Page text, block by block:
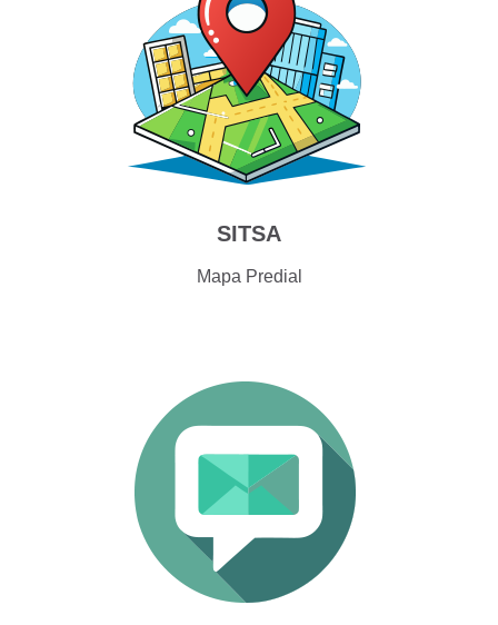
SITSA
Mapa Predial